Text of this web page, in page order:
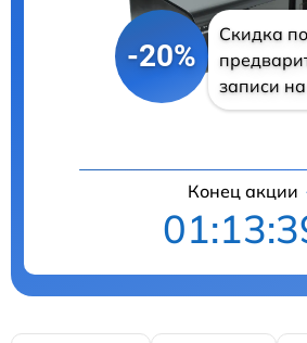
-20%
Скидка по
записи
Конец акции